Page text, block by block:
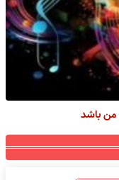
من باشد